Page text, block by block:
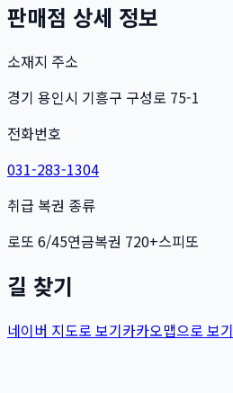
판매점 상세 정보
소재지 주소
경기 용인시 기흥구 구성로 75-1
전화번호
031-283-1304
취급 복권 종류
로또 6/45연금복권 720+스피또
길 찾기
네이버 지도로 보기카카오맵으로 보기